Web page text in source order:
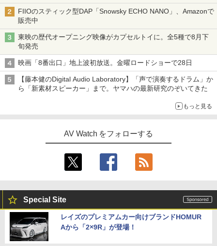
FIIOのスティック型DAP「Snowsky ECHO NANO」、Amazonで
販売中
東映の歴代オープニング映像がカプセルトイに。全5種で8月下
旬発売
映画「8番出口」地上波初放送。金曜ロードショーで28日
【藤本健のDigital Audio Laboratory】「声で演奏するドラム」か
ら「新素材スピーカー」まで。ヤマハの最新研究のぞいてきた
もっと見る
AV Watch をフォローする
Special Site
レイズのプレミアムカー向けブランドHOMUR
Aから「2×9R」が登場！